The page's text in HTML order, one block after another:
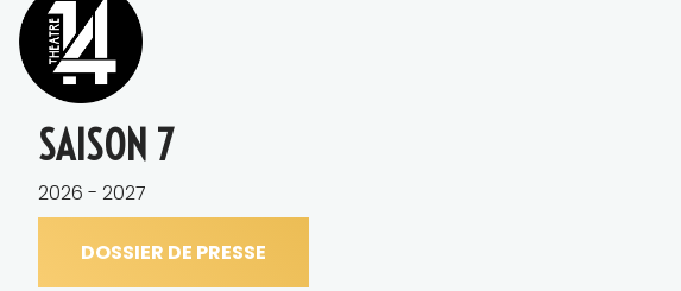
SAISON 7
2026 - 2027
DOSSIER DE PRESSE